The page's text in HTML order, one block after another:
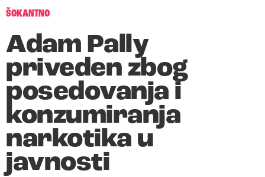
ŠOKANTNO
Adam Pally
priveden zbog
posedovanja i
konzumiranja
narkotika u
javnosti